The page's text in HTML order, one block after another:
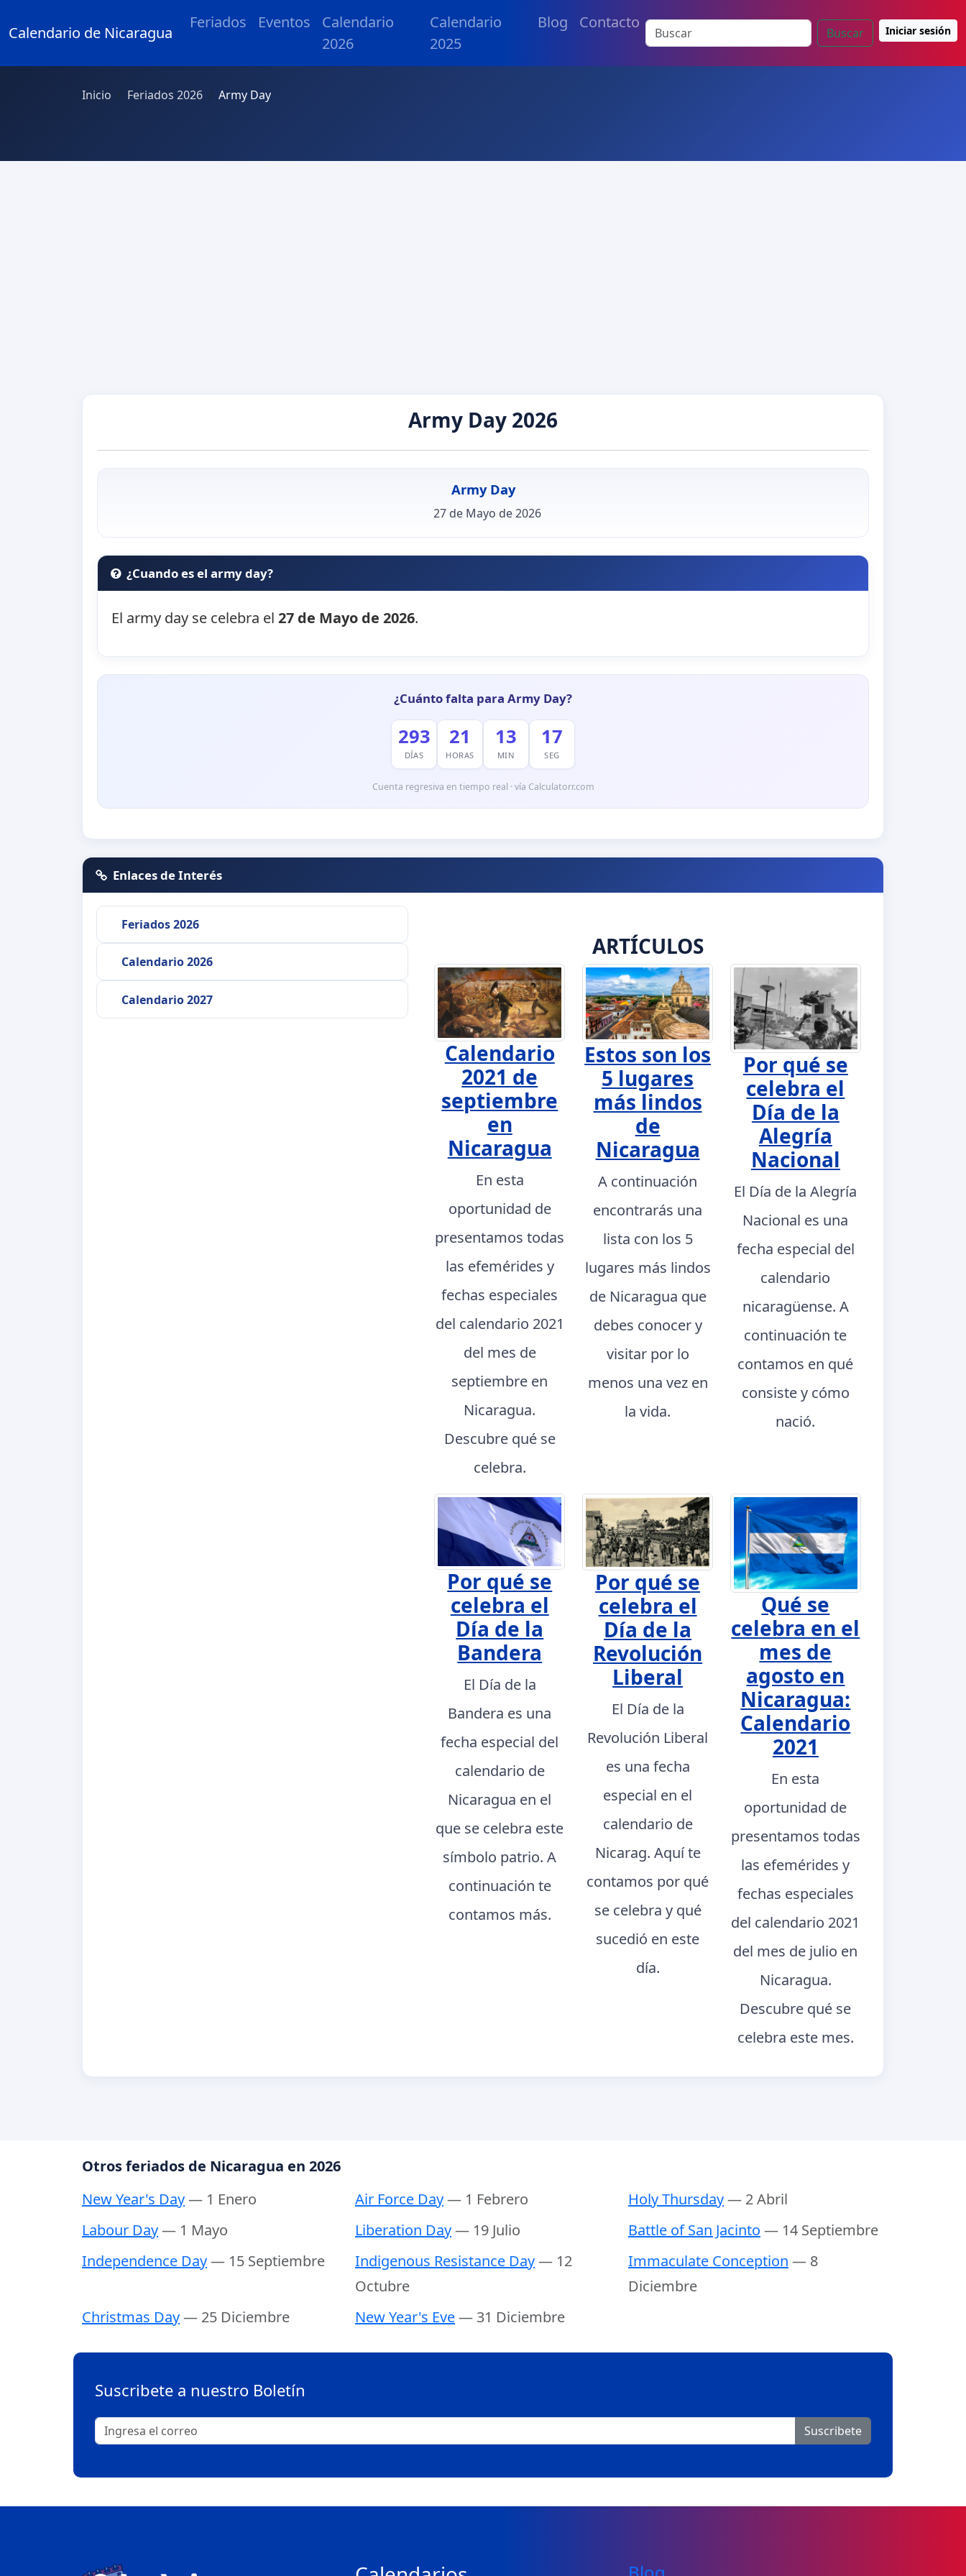
Calendario de Nicaragua
Feriados Eventos
Calendario
2026
Calendario
2025
Blog Contacto
Buscar Iniciar sesión
Inicio Feriados 2026 Army Day
Army Day 2026
Army Day
27 de Mayo de 2026
¿Cuando es el army day?
El army day se celebra el27 de Mayo de 2026.
¿Cuánto falta para Army Day?
293
DÍAS
21
HORAS
13
MIN
16
SEG
Cuenta regresiva en tiempo real · vía Calculatorr.com
Enlaces de Interés
Feriados 2026
Calendario 2026
Calendario 2027
ARTÍCULOS
Calendario
2021 de
septiembre
en
Nicaragua
En esta
oportunidad de
presentamos todas
las efemérides y
fechas especiales
del calendario 2021
del mes de
septiembre en
Nicaragua.
Descubre qué se
celebra.
Estos son los
5 lugares
más lindos
de
Nicaragua
A continuación
encontrarás una
lista con los 5
lugares más lindos
de Nicaragua que
debes conocer y
visitar por lo
menos una vez en
la vida.
Por qué se
celebra el
Día de la
Alegría
Nacional
El Día de la Alegría
Nacional es una
fecha especial del
calendario
nicaragüense. A
continuación te
contamos en qué
consiste y cómo
nació.
Por qué se
celebra el
Día de la
Bandera
El Día de la
Bandera es una
fecha especial del
calendario de
Nicaragua en el
que se celebra este
símbolo patrio. A
continuación te
contamos más.
Por qué se
celebra el
Día de la
Revolución
Liberal
El Día de la
Revolución Liberal
es una fecha
especial en el
calendario de
Nicarag. Aquí te
contamos por qué
se celebra y qué
sucedió en este
día.
Qué se
celebra en el
mes de
agosto en
Nicaragua:
Calendario
2021
En esta
oportunidad de
presentamos todas
las efemérides y
fechas especiales
del calendario 2021
del mes de julio en
Nicaragua.
Descubre qué se
celebra este mes.
Otros feriados de Nicaragua en 2026
New Year's Day— 1 Enero Air Force Day— 1 Febrero Holy Thursday— 2 Abril
Labour Day— 1 Mayo Liberation Day— 19 Julio Battle of San Jacinto — 14 Septiembre
Independence Day— 15 Septiembre Indigenous Resistance Day— 12
Octubre
Immaculate Conception — 8
Diciembre
Christmas Day— 25 Diciembre New Year's Eve— 31 Diciembre
Suscribete a nuestro Boletín
Suscribete